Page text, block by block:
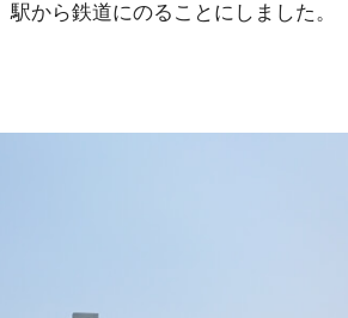
から鉄道にのることにしました。